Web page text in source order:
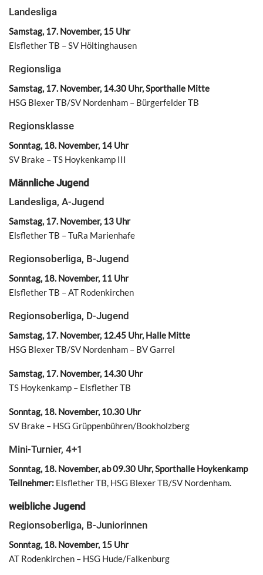
Landesliga
Samstag, 17. November, 15 Uhr
Elsflether TB – SV Höltinghausen
Regionsliga
Samstag, 17. November, 14.30 Uhr, Sporthalle Mitte
HSG Blexer TB/SV Nordenham – Bürgerfelder TB
Regionsklasse
Sonntag, 18. November, 14 Uhr
SV Brake – TS Hoykenkamp III
Männliche Jugend
Landesliga, A-Jugend
Samstag, 17. November, 13 Uhr
Elsflether TB – TuRa Marienhafe
Regionsoberliga, B-Jugend
Sonntag, 18. November, 11 Uhr
Elsflether TB – AT Rodenkirchen
Regionsoberliga, D-Jugend
Samstag, 17. November, 12.45 Uhr, Halle Mitte
HSG Blexer TB/SV Nordenham – BV Garrel
Samstag, 17. November, 14.30 Uhr
TS Hoykenkamp – Elsflether TB
Sonntag, 18. November, 10.30 Uhr
SV Brake – HSG Grüppenbühren/Bookholzberg
Mini-Turnier, 4+1
Sonntag, 18. November, ab 09.30 Uhr, Sporthalle Hoykenkamp
Teilnehmer: Elsflether TB, HSG Blexer TB/SV Nordenham.
weibliche Jugend
Regionsoberliga, B-Juniorinnen
Sonntag, 18. November, 15 Uhr
AT Rodenkirchen – HSG Hude/Falkenburg